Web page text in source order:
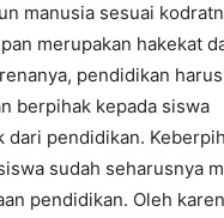
manusia sesuai
merupakan hakekat
pendidikan
berpihak kepada siswa
dari pendidikan.
sudah seharusnya
pendidikan. Oleh